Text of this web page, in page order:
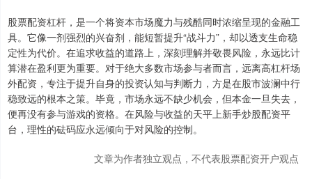
股票配资杠杆，是一个将资本市场魔力与残酷同时浓缩呈现的金融工
具。它像一剂强烈的兴奋剂，能短暂提升“战斗力”，却以透支生命稳
定性为代价。在追求收益的道路上，深刻理解并敬畏风险，永远比计
算潜在盈利更为重要。对于绝大多数市场参与者而言，远离高杠杆场
外配资，专注于提升自身的投资认知与判断力，方是在股市波澜中行
稳致远的根本之策。毕竟，市场永远不缺少机会，但本金一旦失去，
便再没有参与游戏的资格。在风险与收益的天平上新手炒股配资平
台，理性的砝码应永远倾向于对风险的控制。
文章为作者独立观点，不代表股票配资开户观点